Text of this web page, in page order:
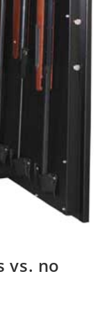
vs. no